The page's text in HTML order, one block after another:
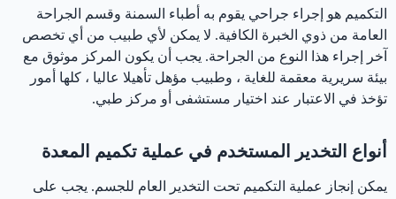
التكميم هو إجراء جراحي يقوم به أطباء السمنة وقسم الجراحة
العامة من ذوي الخبرة الكافية. لا يمكن لأي طبيب من أي تخصص
آخر إجراء هذا النوع من الجراحة. يجب أن يكون المركز موثوق مع
بيئة سريرية معقمة للغاية ، وطبيب مؤهل تأهيلا عاليا ، كلها أمور
تؤخذ في الاعتبار عند اختيار مستشفى أو مركز طبي.
أنواع التخدير المستخدم في عملية تكميم المعدة
يمكن إنجاز عملية التكميم تحت التخدير العام للجسم. يجب على